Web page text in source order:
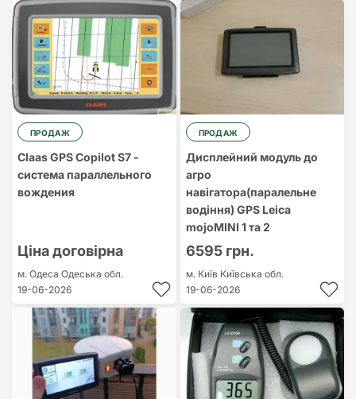
ПРОДАЖ
Claas GPS Copilot S7 -
система параллельного
вождения
Ціна договірна
м. Одеса Одеська обл.
19-06-2026
ПРОДАЖ
Дисплейний модуль до
агро
навігатора(паралельне
водіння) GPS Leica
mojoMINI 1 та 2
6595 грн.
м. Київ Київська обл.
19-06-2026